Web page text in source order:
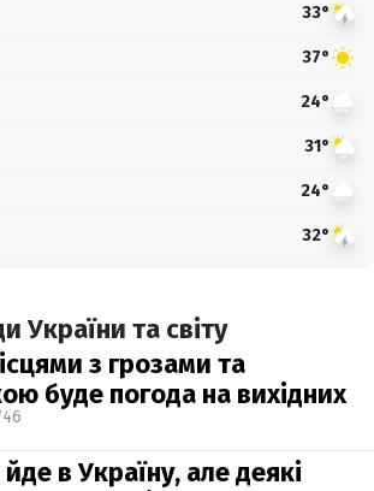
33°
37°
24°
31°
24°
32°
України та світу
з грозами та
буде погода на вихідних
в Україну, але деякі